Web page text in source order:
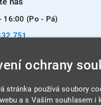
16:00 (Po - Pá)
751
ochrany
stránka používá soubory
a s Vaším souhlasem i